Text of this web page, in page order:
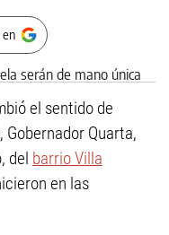
en
el sentido de
Quarta,
del barrio Villa
en las